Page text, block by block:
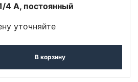
4 A, постоянный
уточняйте
В корзину